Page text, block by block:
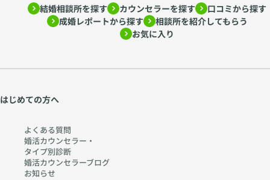
結婚相談所を探す カウンセラーを探す
口コミから探す
成婚レポートから探す
相談所を紹介してもらう
お気に入り
はじめての方へ
よくある質問
婚活カウンセラー・
タイプ別診断
婚活カウンセラーブログ
お知らせ